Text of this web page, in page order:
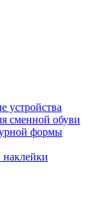
устройства
сменной обуви
формы